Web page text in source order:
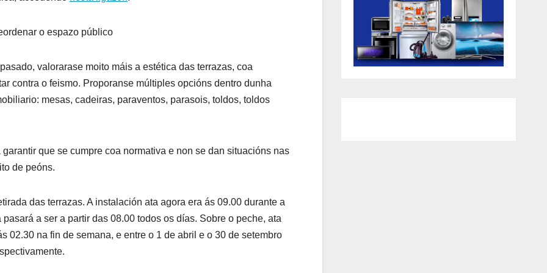
o espazo público
valorarase moito máis a estética das terrazas, coa
contra o feismo. Proporanse múltiples opcións dentro dunha
mesas, cadeiras, paraventos, parasois, toldos, toldos
que se cumpre coa normativa e non se dan situacións nas
de peóns.
das terrazas. A instalación ata agora era ás 09.00 durante a
a ser a partir das 08.00 todos os días. Sobre o peche, ata
02.30 na fin de semana, e entre o 1 de abril e o 30 de setembro